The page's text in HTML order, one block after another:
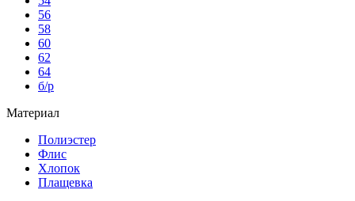
56
58
60
62
64
б/р
Материал
Полиэстер
Флис
Хлопок
Плащевка